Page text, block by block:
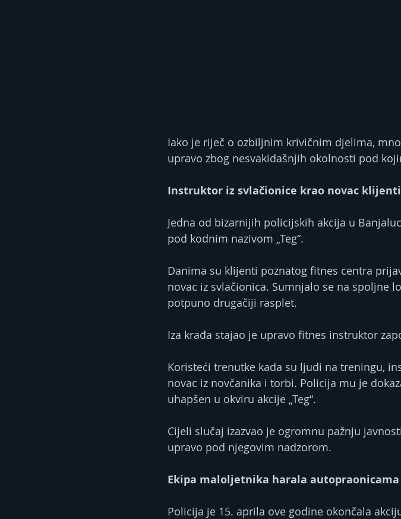
Iako je riječ o ozbiljnim krivičnim djelima,
upravo zbog nesvakidašnjih okolnosti pod
Instruktor iz svlačionice krao novac
Jedna od bizarnijih policijskih akcija u
pod kodnim nazivom „Teg“.
Danima su klijenti poznatog fitnes centra
novac iz svlačionica. Sumnjalo se na spoljne
potpuno drugačiji rasplet.
Iza krađa stajao je upravo fitnes instruktor
Koristeći trenutke kada su ljudi na treningu,
novac iz novčanika i torbi. Policija mu je
uhapšen u okviru akcije „Teg“.
Cijeli slučaj izazvao je ogromnu pažnju
upravo pod njegovim nadzorom.
Ekipa maloljetnika harala autopraonicama
Policija je 15. aprila ove godine okončala